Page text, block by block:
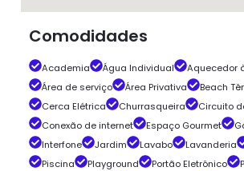
Comodidades
Academia Água Individual
Aquecedor
Área de serviço
Área Privativa
Beach
Cerca Elétrica
Churrasqueira
Circuito
Conexão de internet
Espaço Gourmet
Interfone
Jardim Lavabo Lavanderia
Piscina
Playground Portão Eletrônico